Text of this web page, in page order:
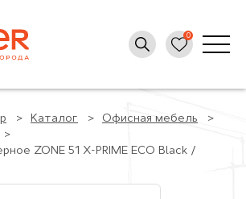
Каталог
Офисная мебель
ZONE 51 X-PRIME ECO Black /